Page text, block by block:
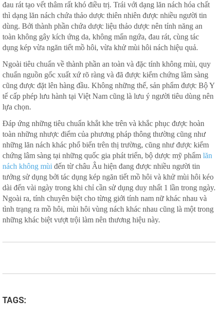
đau rát tạo vết thâm rất khó điều trị. Trái với dạng lăn nách hóa chất
thì dạng lăn nách chứa thảo dược thiên nhiên được nhiều người tin
dùng. Bởi thành phần chứa dược liệu thảo dược nên tính năng an
toàn không gây kích ứng da, không mẩn ngứa, đau rát, cùng tác
dụng kép vừa ngăn tiết mồ hôi, vừa khử mùi hôi nách hiệu quả.
Ngoài tiêu chuẩn về thành phần an toàn và đặc tính không mùi, quy
chuẩn nguồn gốc xuất xứ rõ ràng và đã được kiểm chứng lâm sàng
cũng được đặt lên hàng đầu. Không những thế, sản phẩm được Bộ Y
tế cấp phép lưu hành tại Việt Nam cũng là lưu ý người tiêu dùng nên
lựa chọn.
Đáp ứng những tiêu chuẩn khắt khe trên và khắc phục được hoàn
toàn những nhược điểm của phương pháp thông thường cũng như
những lăn nách khác phổ biến trên thị trường, cũng như được kiểm
chứng lâm sàng tại những quốc gia phát triển, bộ dược mỹ phẩm lăn
nách không mùi đến từ châu Âu hiện đang được nhiều người tin
tưởng sử dụng bởi tác dụng kép ngăn tiết mồ hôi và khử mùi hôi kéo
dài đến vài ngày trong khi chỉ cần sử dụng duy nhất 1 lần trong ngày.
Ngoài ra, tính chuyên biệt cho từng giới tính nam nữ khác nhau và
tình trạng ra mồ hôi, mùi hôi vùng nách khác nhau cũng là một trong
những khác biệt vượt trội làm nên thương hiệu này.
TAGS: